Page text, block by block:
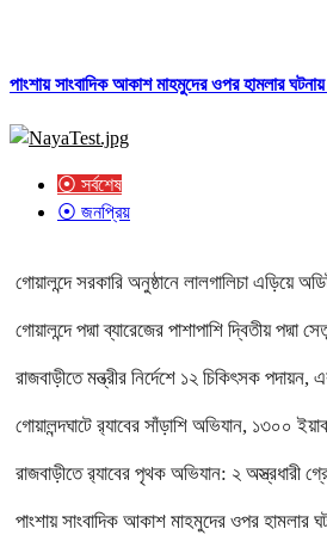
পাংশায় সাংবাদিক আকাশ মাহমুদের ওপর হামলার
⦿ সর্বশেষ
⦿ জনপ্রিয়
গোয়ালন্দে সরকারি অনুষ্ঠানে লালগালিচা এড়িয়ে
গোয়ালন্দে পদ্মা ব্যারেজের পাশাপাশি দ্বিতীয় পদ্মা
রাজবাড়ীতে মন্ত্রীর নির্দেশে ১২ চিকিৎসক
গোয়ালন্দঘাটে র‌্যাবের সাঁড়াশি অভিযান, ১৩০০
রাজবাড়ীতে র‌্যাবের পৃথক অভিযান: ২ অস্ত্রধারী
পাংশায় সাংবাদিক আকাশ মাহমুদের ওপর হামলার